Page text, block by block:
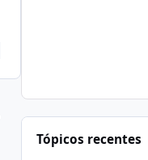
Tópicos recentes